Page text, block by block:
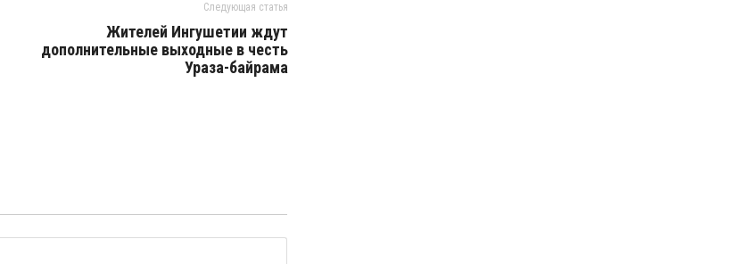
Следующая статья
Жителей Ингушетии ждут
дополнительные выходные в честь
Ураза-байрама